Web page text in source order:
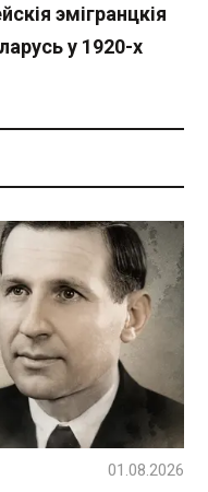
эмігранцкія
у 1920-х
01.08.2026